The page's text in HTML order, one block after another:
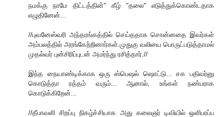
ந‌ம‌க்கு நாமே திட்ட‌த்தின்" கீழ் "த‌லை" எடுத்துக்கொண்ட‌தாக‌
எழுதினேன்...
//புவனேஸ்வரி அந்தரங்கத்தில் செய்ததாக சொன்னதை இவர்கள்
அம்பலத்தில் அரங்கேற்றினார்கள்.முதுகு வலியை பொருட்படுத்தாமல்
முதல்வர் புன்சிரிப்புடன் அமர்ந்து ரசித்தார்.//
இந்த‌ நையாண்டிக்காக‌ ஒரு ஸ்பெஷ‌ல் ஷொட்டு... ச‌க‌ ப‌திவ‌ர்னு
கொடுத்தா ர‌த்த‌ம் வ‌ரும்... ஆனால், உங்க‌ள் ந‌ண்ப‌ராக‌
கொடுக்கிறேன்...
//தீபாவளி சிறப்பு நிகழ்ச்சியாக அது கலைஞர் டிவியில் ஒளிபரப்ப